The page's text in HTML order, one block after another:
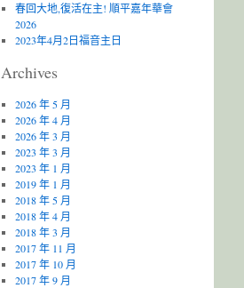
春回大地,復活在主! 順平嘉年華會
2026
2023年4月2日福音主日
Archives
2026 年 5 月
2026 年 4 月
2026 年 3 月
2023 年 3 月
2023 年 1 月
2019 年 1 月
2018 年 5 月
2018 年 4 月
2018 年 3 月
2017 年 11 月
2017 年 10 月
2017 年 9 月